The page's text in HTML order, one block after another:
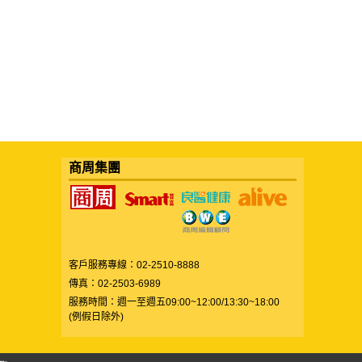
商周集團
客戶服務專線：02-2510-8888
傳真：02-2503-6989
服務時間：週一至週五09:00~12:00/13:30~18:00
(例假日除外)